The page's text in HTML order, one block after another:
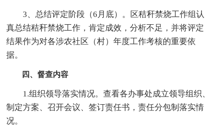
3、总结评定阶段（6月底）。区秸秆禁烧工作组认
真总结秸秆禁烧工作，肯定成效，分析不足，并将评定
结果作为对各涉农社区（村）年度工作考核的重要依
据。
四、督查内容
1.组织领导落实情况。查看各办事处成立领导组织、
制定方案、召开会议、签订责任书，责任分包制落实情
况。